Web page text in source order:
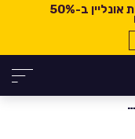
אונליין ב-50%
5 תהליכי אוטומציה עסקית שייעלו את העסק שלכם ויהפכו אותו לריווחי יותר